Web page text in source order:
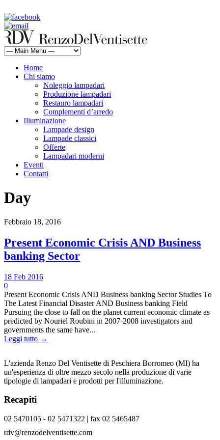
Home
Chi siamo
Noleggio lampadari
Produzione lampadari
Restauro lampadari
Complementi d’arredo
Illuminazione
Lampade design
Lampade classici
Offerte
Lampadari moderni
Eventi
Contatti
Day
Febbraio 18, 2016
Present Economic Crisis AND Business
banking Sector
18 Feb 2016
0
Present Economic Crisis AND Business banking Sector Studies To
The Latest Financial Disaster AND Business banking Field
Pursuing the close to fall on the planet current economic climate as
predicted by Nouriel Roubini in 2007-2008 investigators and
governments the same have...
Leggi tutto →
L'azienda Renzo Del Ventisette di Peschiera Borromeo (MI) ha
un'esperienza di oltre mezzo secolo nella produzione di varie
tipologie di lampadari e prodotti per l'illuminazione.
Recapiti
02 5470105 - 02 5471322 | fax 02 5465487
rdv@renzodelventisette.com